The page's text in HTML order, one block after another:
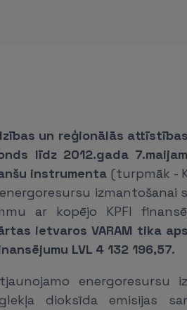
un reģionālās
līdz 2012.gada
instrumenta (turpmāk -
izmantošanai
ar kopējo KPFI
ietvaros VARAM tika
LVL 4 132 196,57.
energoresursu
dioksīda emisijas